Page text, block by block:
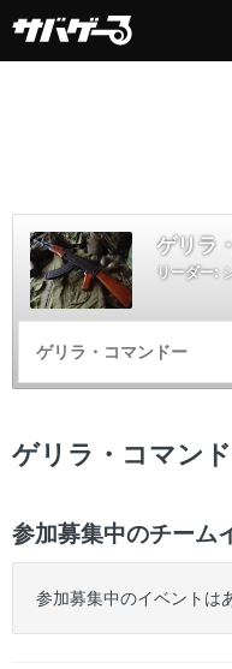
ゲリラ
リーダー:
ゲリラ・コマンドー
ゲリラ・コマン
参加募集中のチーム
参加募集中のイベントは